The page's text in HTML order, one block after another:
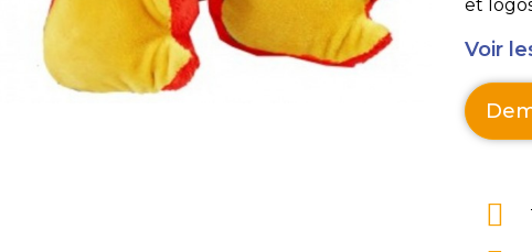
et
Voir